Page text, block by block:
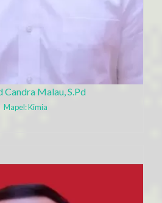
Candra Malau, S.Pd
Mapel: Kimia